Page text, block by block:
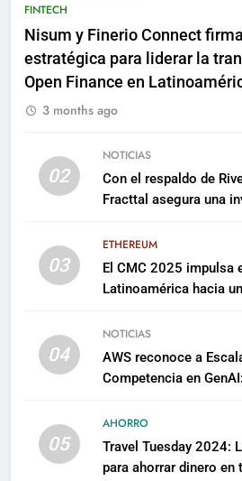
FINTECH
Nisum y Finerio Connect
estratégica para liderar la
Open Finance en
3 months ago
02
NOTICIAS
Con el respaldo de
Fracttal asegura una
03
ETHEREUM
El CMC 2025 impulsa
Latinoamérica hacia
04
NOTICIAS
AWS reconoce a
Competencia en
05
AHORRO
Travel Tuesday 2024:
para ahorrar dinero en